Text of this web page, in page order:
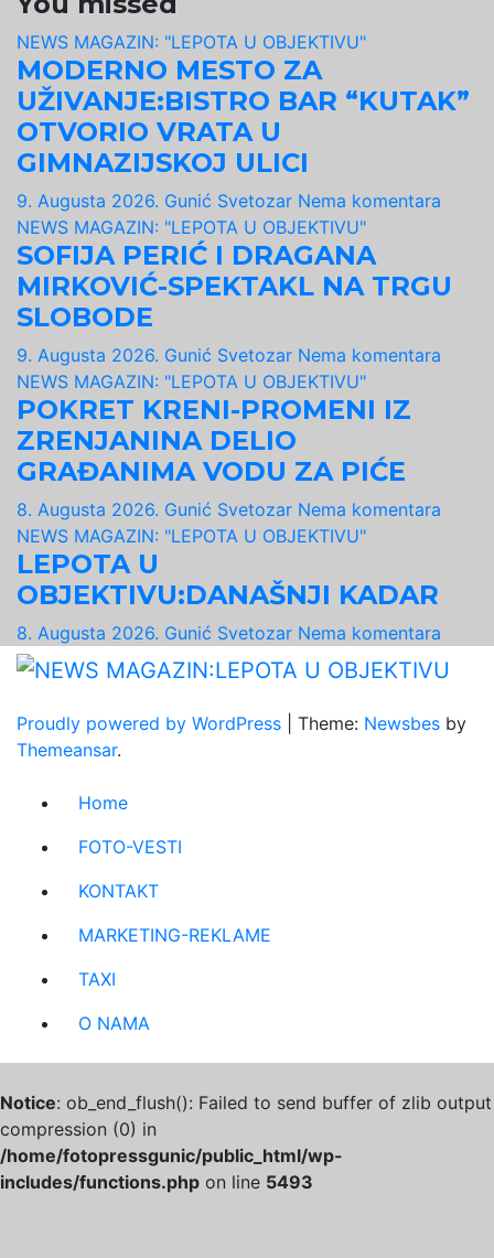
NEWS MAGAZIN: "LEPOTA U OBJEKTIVU"
MODERNO MESTO ZA
UŽIVANJE:BISTRO BAR “KUTAK”
OTVORIO VRATA U
GIMNAZIJSKOJ ULICI
9. Augusta 2026. Gunić Svetozar Nema komentara
NEWS MAGAZIN: "LEPOTA U OBJEKTIVU"
SOFIJA PERIĆ I DRAGANA
MIRKOVIĆ-SPEKTAKL NA TRGU
SLOBODE
9. Augusta 2026. Gunić Svetozar Nema komentara
NEWS MAGAZIN: "LEPOTA U OBJEKTIVU"
POKRET KRENI-PROMENI IZ
ZRENJANINA DELIO
GRAĐANIMA VODU ZA PIĆE
8. Augusta 2026. Gunić Svetozar Nema komentara
NEWS MAGAZIN: "LEPOTA U OBJEKTIVU"
LEPOTA U
OBJEKTIVU:DANAŠNJI KADAR
8. Augusta 2026. Gunić Svetozar Nema komentara
Proudly powered by WordPress Theme: Newsbes by
Themeansar.
Home
FOTO-VESTI
KONTAKT
MARKETING-REKLAME
TAXI
O NAMA
Notice: ob_end_flush(): Failed to send buffer of zlib output
compression (0) in
/home/fotopressgunic/public_html/wp-
includes/functions.php on line 5493